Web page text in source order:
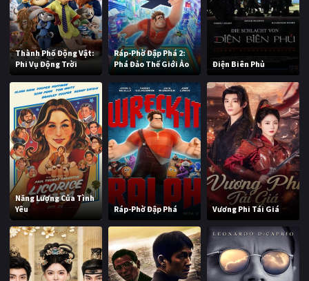
Thành Phố Động Vật:
Phi Vụ Động Trời
Ráp-Phờ Đập Phá 2:
Phá Đảo Thế Giới Ảo
Điện Biên Phủ
Năng Lượng Của Tình
Yêu
Ráp-Phờ Đập Phá Vương Phi Tái Giá